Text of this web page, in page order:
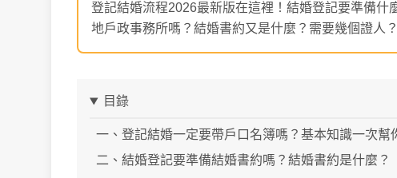
登記結婚流程2026最新版在這裡！結婚登記要準備
地戶政事務所嗎？結婚書約又是什麼？需要幾個證人
目錄
一、登記結婚一定要帶戶口名簿嗎？基本知識一次幫
二、結婚登記要準備結婚書約嗎？結婚書約是什麼？